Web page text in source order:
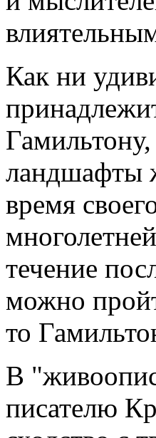
Как ни
ландшафты
время
течение
можно
то
В
писателю